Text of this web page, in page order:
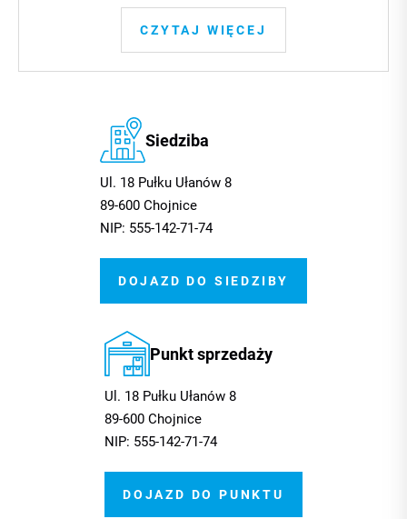
CZYTAJ WIĘCEJ
Siedziba
Ul. 18 Pułku Ułanów 8
89-600 Chojnice
NIP: 555-142-71-74
DOJAZD DO SIEDZIBY
Punkt sprzedaży
Ul. 18 Pułku Ułanów 8
89-600 Chojnice
NIP: 555-142-71-74
DOJAZD DO PUNKTU